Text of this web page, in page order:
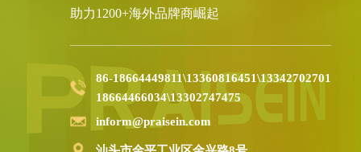
助力1200+海外品牌商崛起
86-18664449811\13360816451\13342702701
18664466034\13302747475
inform@praisein.com